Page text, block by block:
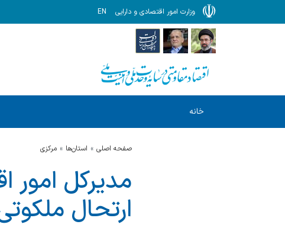
وزارت امور اقتصادی و دارایی EN
خانه
صفحه اصلی استان‌ها مركزي
مدیرکل امور
ارتحال